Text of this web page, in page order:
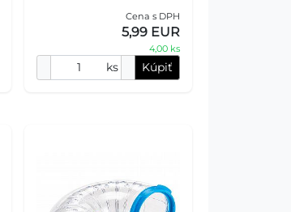
Cena s DPH
5,99 EUR
4,00 ks
ks Kúpiť